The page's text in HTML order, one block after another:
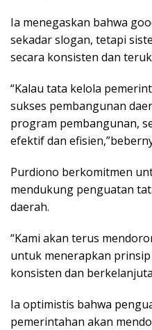
Ia menegaskan bahwa
sekadar slogan, tetapi
secara konsisten dan
“Kalau tata kelola
sukses pembangunan
program pembangunan,
efektif dan
Purdiono berkomitmen
mendukung penguatan
daerah.
“Kami akan terus
untuk menerapkan
konsisten dan
Ia optimistis bahwa
pemerintahan akan